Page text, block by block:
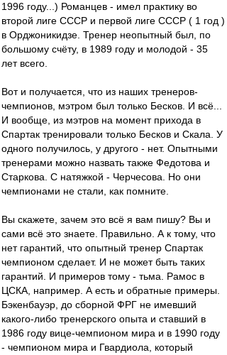
1996 году...) Романцев - имел практику во
второй лиге СССР и первой лиге СССР ( 1 год )
в Орджоникидзе. Тренер неопытный был, по
большому счёту, в 1989 году и молодой - 35
лет всего.
Вот и получается, что из наших тренеров-
чемпионов, мэтром был только Бесков. И всё...
И вообще, из мэтров на момент прихода в
Спартак тренировали только Бесков и Скала. У
одного получилось, у другого - нет. Опытными
тренерами можно назвать также Федотова и
Старкова. С натяжкой - Черчесова. Но они
чемпионами не стали, как помните.
Вы скажете, зачем это всё я вам пишу? Вы и
сами всё это знаете. Правильно. А к тому, что
нет гарантий, что опытный тренер Спартак
чемпионом сделает. И не может быть таких
гарантий. И примеров тому - тьма. Рамос в
ЦСКА, например. А есть и обратные примеры.
Бэкенбауэр, до сборной ФРГ не имевший
какого-либо тренерского опыта и ставший в
1986 году вице-чемпионом мира и в 1990 году
- чемпионом мира и Гвардиола, который